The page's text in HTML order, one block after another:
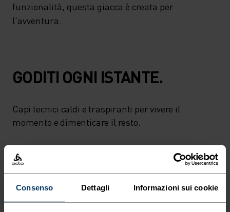
Consenso Dettagli Informazioni sui cookie
funzionalità, questa giacca è creata per
l'avventura.
GODITI OGNI ISTANTE.
Capi tecnici caldi e traspiranti per vivere il
momento e dimenticare il resto.
LIVELLO DI ATTIVITÀ
MODERATO